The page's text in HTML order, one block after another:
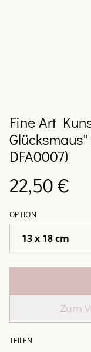
Fine Art
DFA0007)
22,50 €
OPTION
Zum
TEILEN